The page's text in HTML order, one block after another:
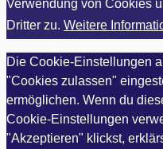
Verwendung von Cookies
Dritter zu. Weitere
Die Cookie-Einstellungen
"Cookies zulassen"
ermöglichen. Wenn du
Cookie-Einstellungen
"Akzeptieren" klickst,